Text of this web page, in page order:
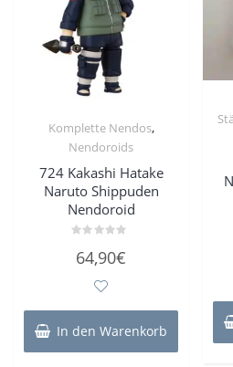
Komplette Nendos,
Nendoroids
724 Kakashi Hatake
Naruto Shippuden
Nendoroid
mit
64,90€
In den Warenkorb